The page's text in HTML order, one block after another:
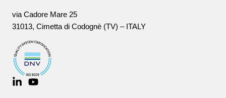
via Cadore Mare 25
31013, Cimetta di Codognè (TV) – ITALY